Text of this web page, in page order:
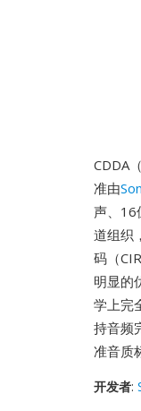
CDDA
准由
声、16
道组织
码（
明显的
学上完
持音频
准音质
开发者: